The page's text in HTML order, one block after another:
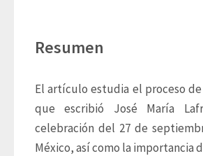
Resumen
El artículo estudia el proceso
que escribió José María
celebración del 27 de
México, así como la importancia